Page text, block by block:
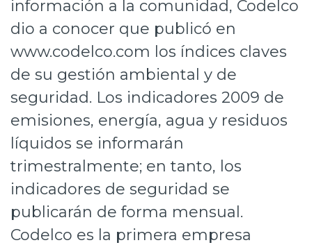
Proveedores
Acceso trabajadores/as
información a la comunidad, Codelco
dio a conocer que publicó en
www.codelco.com los índices claves
de su gestión ambiental y de
seguridad. Los indicadores 2009 de
emisiones, energía, agua y residuos
líquidos se informarán
trimestralmente; en tanto, los
indicadores de seguridad se
publicarán de forma mensual.
Codelco es la primera empresa